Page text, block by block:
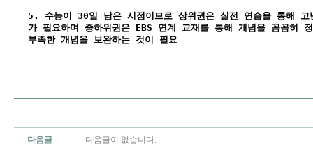
5. 수능이 30일 남은 시점이므로 상위권은 실전 연습을 통해 고
가 필요하며 중하위권은 EBS 연계 교재를 통해 개념을 꼼꼼히
부족한 개념을 보완하는 것이 필요
다음글 다음글이 없습니다.